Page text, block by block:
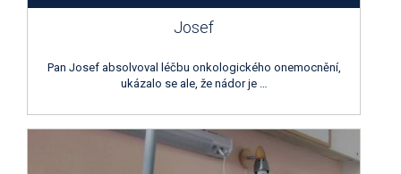
Josef
Pan Josef absolvoval léčbu onkologického onemocnění,
ukázalo se ale, že nádor je …